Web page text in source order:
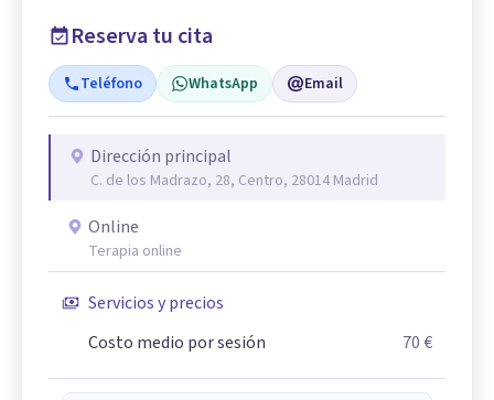
Reserva tu cita
Teléfono WhatsApp Email
Dirección principal
C. de los Madrazo, 28, Centro, 28014 Madrid
Online
Terapia online
Servicios y precios
Costo medio por sesión
70 €